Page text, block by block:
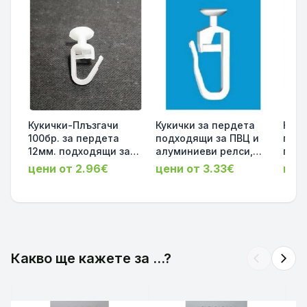
Кукички-Плъзгачи
100бр. за пердета
12мм. подходящи за
ПВЦ или алуминиева
релса предназначен
лента (перделик)
цени от 2.96€
Кукички за пердета
подходящи за ПВЦ и
алуминиеви релси,
височина 28мм.
диаметър на главата
код-106106
цени от 3.33€
6мм. за дървен
код-
Какво ще кажете за ...? arrow_back_ios arrow_forward_ios